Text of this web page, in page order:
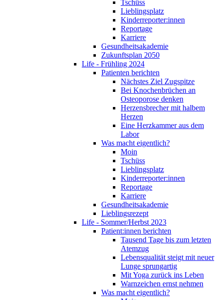
Tschüss
Lieblingsplatz
Kinderreporter:innen
Reportage
Karriere
Gesundheitsakademie
Zukunftsplan 2050
Life - Frühling 2024
Patienten berichten
Nächstes Ziel Zugspitze
Bei Knochenbrüchen an
Osteoporose denken
Herzensbrecher mit halbem
Herzen
Eine Herzkammer aus dem
Labor
Was macht eigentlich?
Moin
Tschüss
Lieblingsplatz
Kinderreporter:innen
Reportage
Karriere
Gesundheitsakademie
Lieblingsrezept
Life - Sommer/Herbst 2023
Patient:innen berichten
Tausend Tage bis zum letzten
Atemzug
Lebensqualität steigt mit neuer
Lunge sprungartig
Mit Yoga zurück ins Leben
Warnzeichen ernst nehmen
Was macht eigentlich?